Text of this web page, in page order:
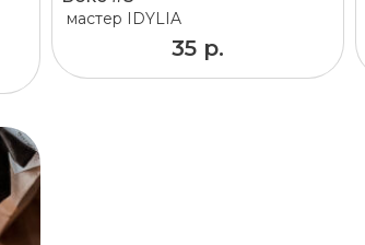
мастер IDYLIA
35 р.